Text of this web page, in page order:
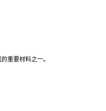
重要材料之一。